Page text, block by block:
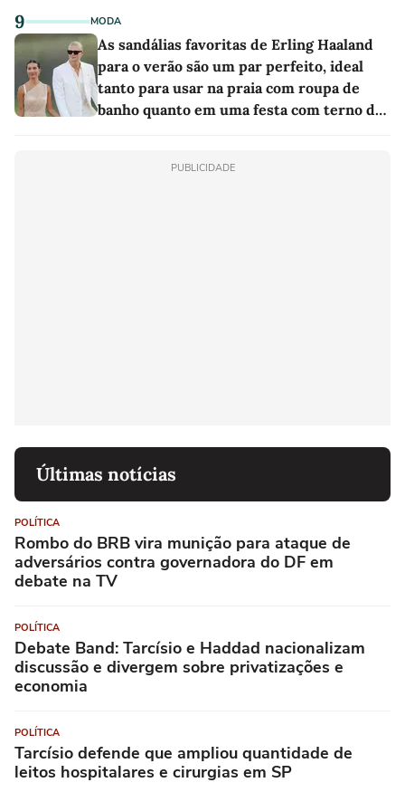
9 MODA
As sandálias favoritas de Erling Haaland
para o verão são um par perfeito, ideal
tanto para usar na praia com roupa de
banho quanto em uma festa com terno de
PUBLICIDADE
Últimas notícias
POLÍTICA
Rombo do BRB vira munição para ataque de
adversários contra governadora do DF em
debate na TV
POLÍTICA
Debate Band: Tarcísio e Haddad nacionalizam
discussão e divergem sobre privatizações e
economia
POLÍTICA
Tarcísio defende que ampliou quantidade de
leitos hospitalares e cirurgias em SP